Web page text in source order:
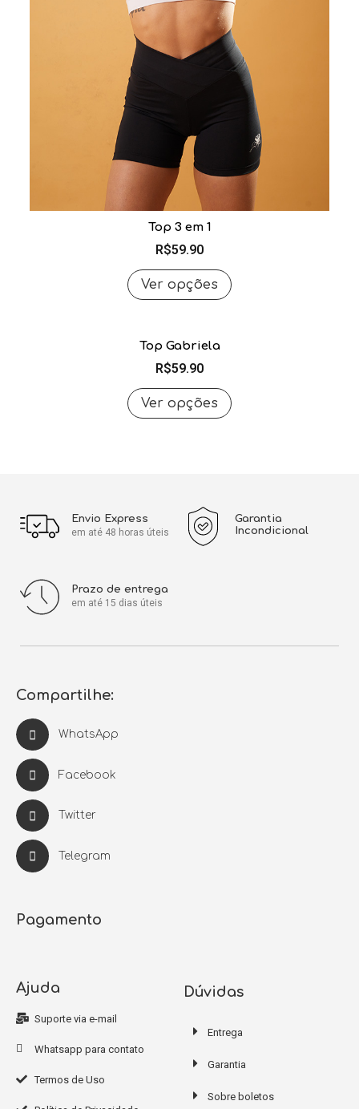
Top 3 em 1
R$59.90
Ver opções
Top Gabriela
R$59.90
Ver opções
Prazo de entrega
em até 15 dias úteis
Garantia
Incondicional
Envio Express
em até 48 horas úteis
Dúvidas
Entrega
Garantia
Sobre boletos
Ajuda
Suporte via e-mail
Whatsapp para contato
Termos de Uso
Pagamento
Compartilhe:
WhatsApp
Facebook
Twitter
Telegram